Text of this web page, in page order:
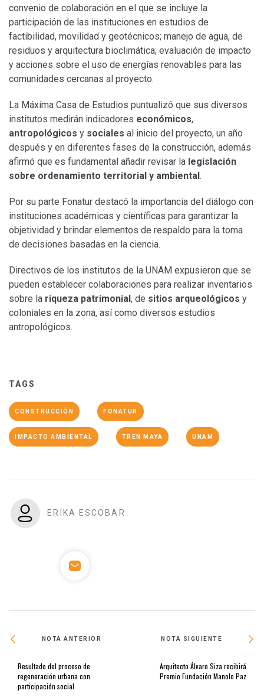
convenio de colaboración en el que se incluye la
participación de las instituciones en estudios de
factibilidad, movilidad y geotécnicos; manejo de agua, de
residuos y arquitectura bioclimática; evaluación de impacto
y acciones sobre el uso de energías renovables para las
comunidades cercanas al proyecto.
La Máxima Casa de Estudios puntualizó que sus diversos
institutos medirán indicadores económicos,
antropológicos y sociales al inicio del proyecto, un año
después y en diferentes fases de la construcción, además
afirmó que es fundamental añadir revisar la legislación
sobre ordenamiento territorial y ambiental.
Por su parte Fonatur destacó la importancia del diálogo con
instituciones académicas y científicas para garantizar la
objetividad y brindar elementos de respaldo para la toma
de decisiones basadas en la ciencia.
Directivos de los institutos de la UNAM expusieron que se
pueden establecer colaboraciones para realizar inventarios
sobre la riqueza patrimonial, de sitios arqueológicos y
coloniales en la zona, así como diversos estudios
antropológicos.
TAGS
CONSTRUCCIÓN FONATUR
IMPACTO AMBIENTAL TREN MAYA UNAM
ERIKA ESCOBAR
NOTA ANTERIOR
Resultado del proceso de
regeneración urbana con
participación social
NOTA SIGUIENTE
Arquitecto Álvaro Siza recibirá
Premio Fundación Manolo Paz